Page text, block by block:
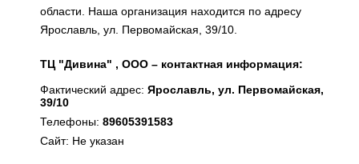
области. Наша организация находится по адресу
Ярославль, ул. Первомайская, 39/10.
ТЦ "Дивина" , ООО – контактная информация:
Фактический адрес: Ярославль, ул. Первомайская,
39/10
Телефоны: 89605391583
Сайт: Не указан